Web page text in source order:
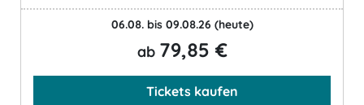
06.08. bis 09.08.26 (heute)
ab 79,85 €
Tickets kaufen